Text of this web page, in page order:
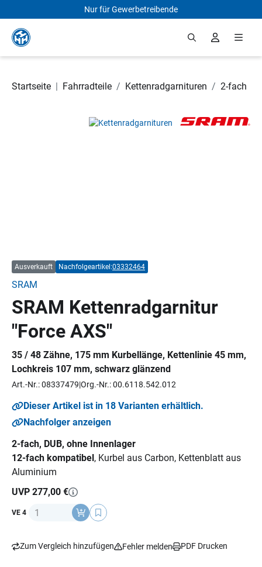
Zum Hauptinhalt springen
Nur für Gewerbetreibende
Startseite | Fahrradteile / Kettenradgarnituren / 2-fach
Bildergalerie überspringen
Ausverkauft Nachfolgeartikel:03332464
SRAM
SRAM Kettenradgarnitur
"Force AXS"
35 / 48 Zähne, 175 mm Kurbellänge, Kettenlinie 45 mm,
Lochkreis 107 mm, schwarz glänzend
Art.-Nr.: 08337479 Org.-Nr.: 00.6118.542.012
Dieser Artikel ist in 18 Varianten erhältlich.
Nachfolger anzeigen
2-fach, DUB, ohne Innenlager
12-fach kompatibel, Kurbel aus Carbon, Kettenblatt aus
Aluminium
UVP 277,00 €
VE 4 Anzahl
Zum Vergleich hinzufügen Fehler melden PDF Drucken